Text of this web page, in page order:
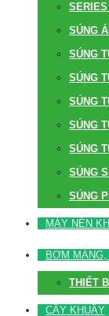
SÚNG
SÚNG
SÚNG
SÚNG
SÚNG
SÚNG
SÚNG
SÚNG
MÁY NÉN KHÍ
BƠM MÀNG,
THIẾT
CÂY KHUẤY